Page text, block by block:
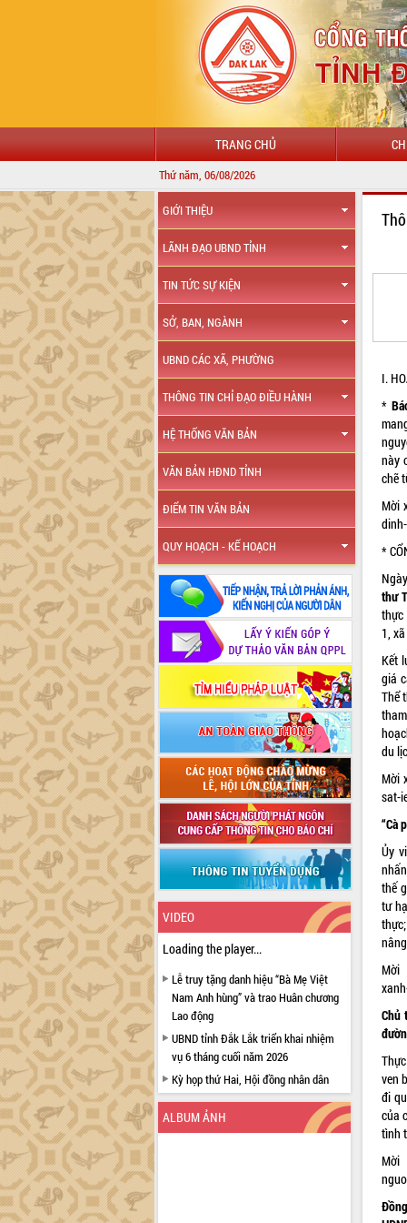
TRANG CHỦ
Thứ năm, 06/08/2026 CHÀO
GIỚI THIỆU
LÃNH ĐẠO UBND TỈNH
TIN TỨC SỰ KIỆN
SỞ, BAN, NGÀNH
UBND CÁC XÃ, PHƯỜNG
THÔNG TIN CHỈ ĐẠO ĐIỀU HÀNH
HỆ THỐNG VĂN BẢN
VĂN BẢN HĐND TỈNH
ĐIỂM TIN VĂN BẢN
QUY HOẠCH - KẾ HOẠCH
VIDEO
Loading the player...
Lễ truy tặng danh hiệu “Bà Mẹ Việt
Nam Anh hùng” và trao Huân chương
Lao động
UBND tỉnh Đắk Lắk triển khai nhiệm
vụ 6 tháng cuối năm 2026
Kỳ họp thứ Hai, Hội đồng nhân dân
tỉnh khóa XI quyết nghị nhiều nội dung
quan trọng
Bí thư Tỉnh ủy Lương Nguyễn Minh
ALBUM ẢNH
I.
*
này
chẽ
Mời
*
thư
thực
1,
Kết
giá
Thể
du
Mời
sat-
“Cà
Ủy
thế
tư
Mời
Chủ
ven
đi
của
tình
Mời